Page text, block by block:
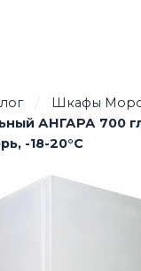
/ Шкафы
АНГАРА 700
-18-20°С